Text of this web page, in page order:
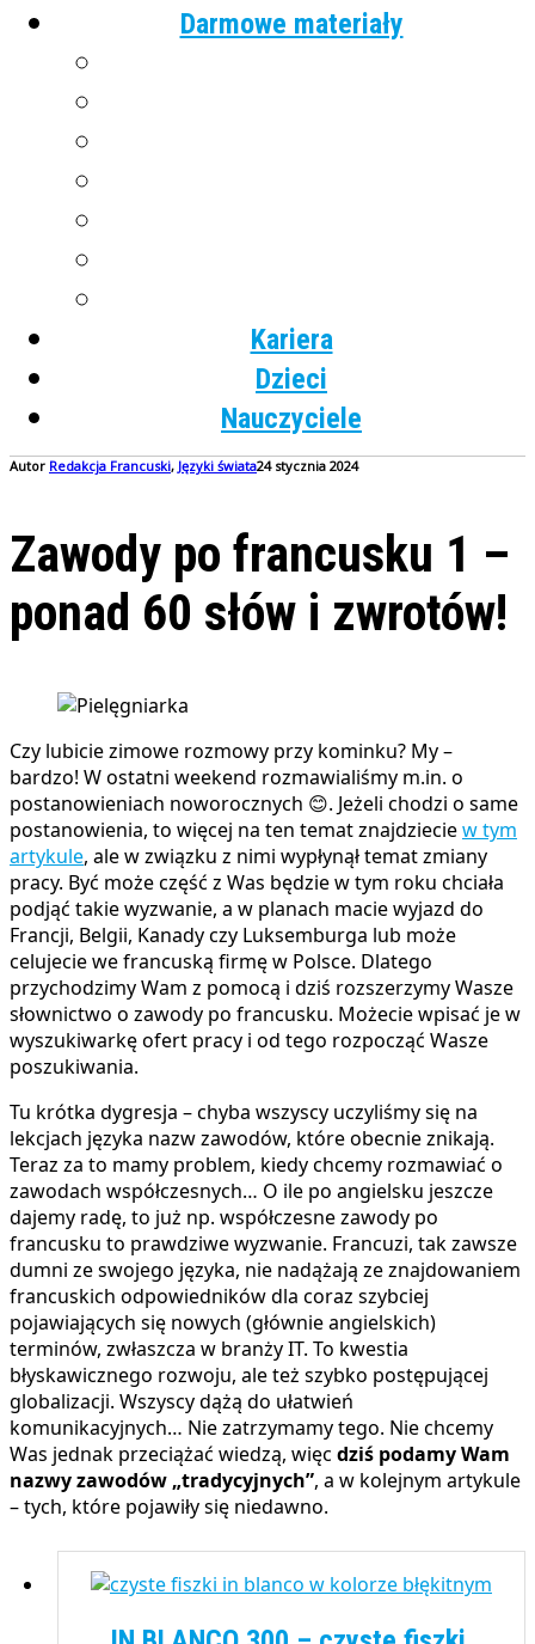
Darmowe materiały
Kariera
Dzieci
Nauczyciele
Autor Redakcja Francuski, Języki świata24 stycznia 2024
Zawody po francusku 1 –
ponad 60 słów i zwrotów!
Czy lubicie zimowe rozmowy przy kominku? My –
bardzo! W ostatni weekend rozmawialiśmy m.in. o
postanowieniach noworocznych 😊. Jeżeli chodzi o same
postanowienia, to więcej na ten temat znajdzieciew tym
artykule, ale w związku z nimi wypłynął temat zmiany
pracy. Być może część z Was będzie w tym roku chciała
podjąć takie wyzwanie, a w planach macie wyjazd do
Francji, Belgii, Kanady czy Luksemburga lub może
celujecie we francuską firmę w Polsce. Dlatego
przychodzimy Wam z pomocą i dziś rozszerzymy Wasze
słownictwo o zawody po francusku. Możecie wpisać je w
wyszukiwarkę ofert pracy i od tego rozpocząć Wasze
poszukiwania.
Tu krótka dygresja – chyba wszyscy uczyliśmy się na
lekcjach języka nazw zawodów, które obecnie znikają.
Teraz za to mamy problem, kiedy chcemy rozmawiać o
zawodach współczesnych… O ile po angielsku jeszcze
dajemy radę, to już np. współczesne zawody po
francusku to prawdziwe wyzwanie. Francuzi, tak zawsze
dumni ze swojego języka, nie nadążają ze znajdowaniem
francuskich odpowiedników dla coraz szybciej
pojawiających się nowych (głównie angielskich)
terminów, zwłaszcza w branży IT. To kwestia
błyskawicznego rozwoju, ale też szybko postępującej
globalizacji. Wszyscy dążą do ułatwień
komunikacyjnych… Nie zatrzymamy tego. Nie chcemy
Was jednak przeciążać wiedzą, więc dziś podamy Wam
nazwy zawodów „tradycyjnych”, a w kolejnym artykule
– tych, które pojawiły się niedawno.